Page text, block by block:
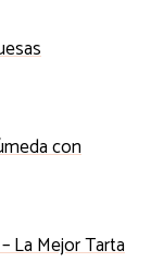
con
La Mejor Tarta